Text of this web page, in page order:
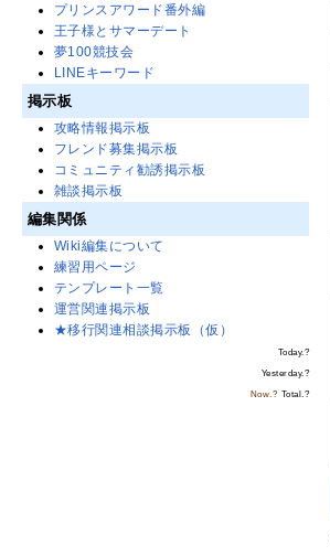
プリンスアワード番外編
王子様とサマーデート
夢100競技会
LINEキーワード
掲示板
攻略情報掲示板
フレンド募集掲示板
コミュニティ勧誘掲示板
雑談掲示板
編集関係
Wiki編集について
練習用ページ
テンプレート一覧
運営関連掲示板
★移行関連相談掲示板（仮）
Today.?
Yesterday.?
Now.? Total.?